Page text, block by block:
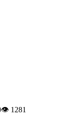
👁 1281